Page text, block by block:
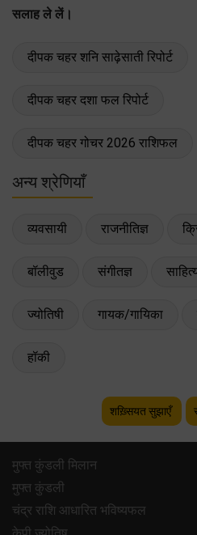
सलाह ले लें।
दीपक चहर शनि साढ़ेसाती रिपोर्ट
दीपक चहर दशा फल रिपोर्ट
दीपक चहर गोचर 2026 राशिफल
अन्य श्रेणियाँ
व्यवसायी राजनीतिज्ञ
बॉलीवुड संगीतज्ञ
ज्योतिषी गायक/गायिका
हॉकी
शख़्सियत सुझाएँ
मुफ्त कुंडली मिलान
मुफ्त कुंडली
चंद्र राशि आधारित भविष्यफल